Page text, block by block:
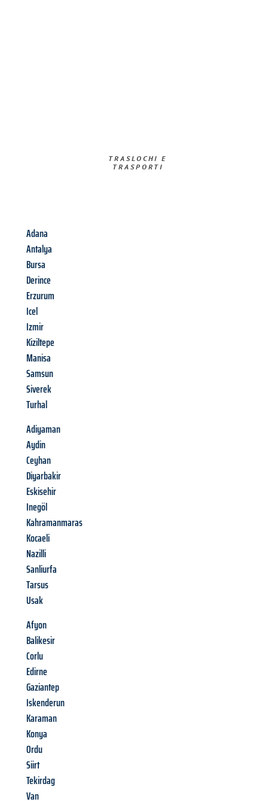
TRASLOCHI E
TRASPORTI​
Adana
Antalya
Bursa
Derince
Erzurum
Icel
Izmir
Kiziltepe
Manisa
Samsun
Siverek
Turhal
Adiyaman
Aydin
Ceyhan
Diyarbakir
Eskisehir
Inegöl
Kahramanmaras
Kocaeli
Nazilli
Sanliurfa
Tarsus
Usak
Afyon
Balikesir
Corlu
Edirne
Gaziantep
Iskenderun
Karaman
Konya
Ordu
Siirt
Tekirdag
Van